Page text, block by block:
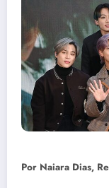
Por Naiara Dias,